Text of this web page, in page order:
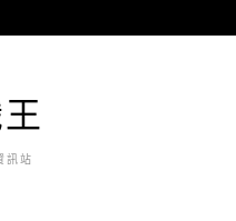
訊站